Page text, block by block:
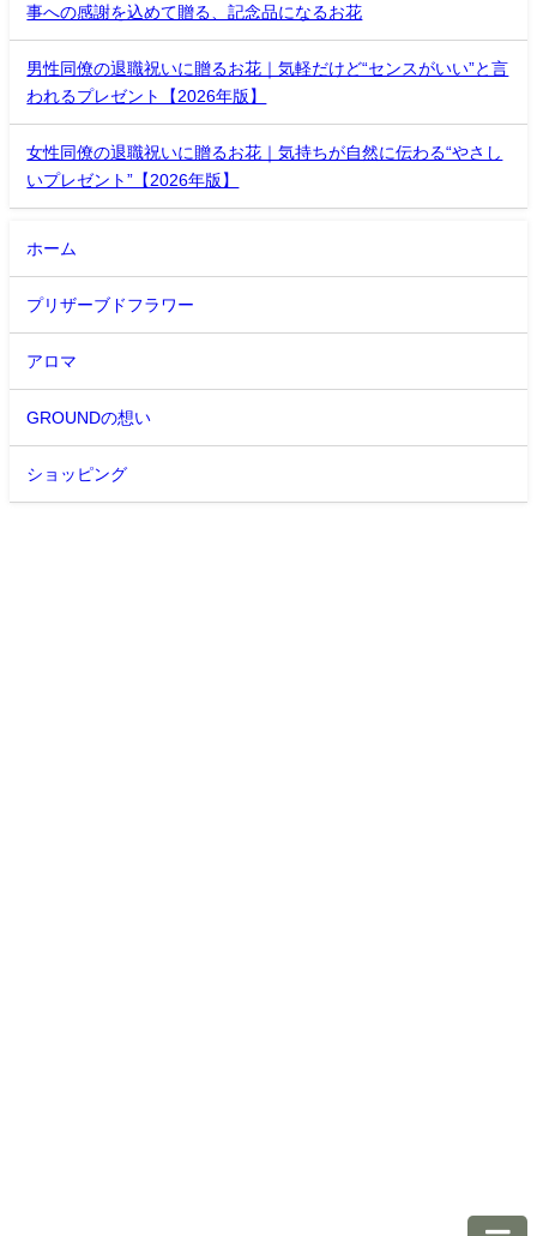
事への感謝を込めて贈る、記念品になるお花
男性同僚の退職祝いに贈るお花｜気軽だけど“センスがいい”と言
われるプレゼント【2026年版】
女性同僚の退職祝いに贈るお花｜気持ちが自然に伝わる“やさし
いプレゼント”【2026年版】
ホーム
プリザーブドフラワー
アロマ
GROUNDの想い
ショッピング